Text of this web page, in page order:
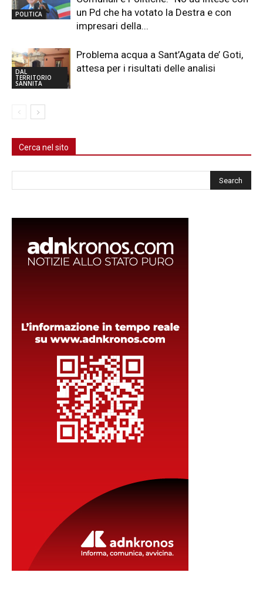
POLITICA
un Pd che ha votato la Destra e con
impresari della...
DAL
TERRITORIO
SANNITA
Problema acqua a Sant’Agata de’ Goti,
attesa per i risultati delle analisi
Cerca nel sito